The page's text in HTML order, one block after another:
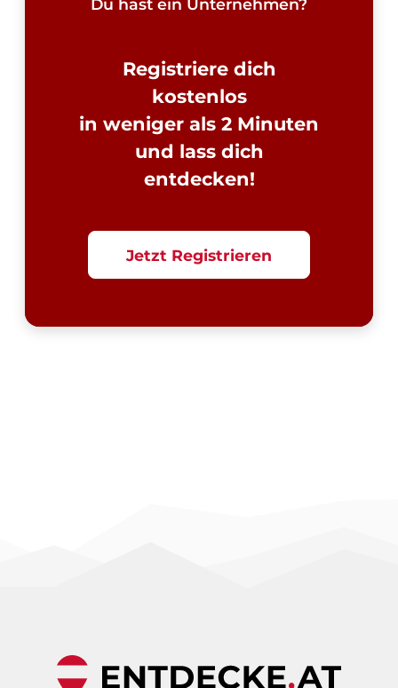
Du hast ein Unternehmen?
Registriere dich
kostenlos
in weniger als 2 Minuten
und lass dich
entdecken!
Jetzt Registrieren